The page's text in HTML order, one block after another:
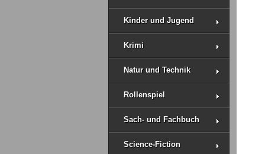
Kinder und Jugend
Krimi
Natur und Technik
Rollenspiel
Sach- und Fachbuch
Science-Fiction